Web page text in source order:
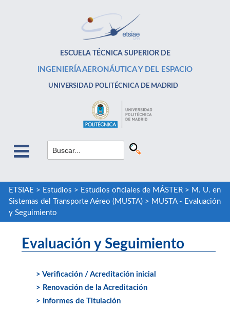
ESCUELA TÉCNICA SUPERIOR DE
INGENIERÍA AERONÁUTICA Y DEL ESPACIO
UNIVERSIDAD POLITÉCNICA DE MADRID
ETSIAE > Estudios > Estudios oficiales de MÁSTER> M. U. en
Sistemas del Transporte Aéreo (MUSTA)> MUSTA - Evaluación
y Seguimiento
Evaluación y Seguimiento
> Verificación / Acreditación inicial
> Renovación de la Acreditación
> Informes de Titulación